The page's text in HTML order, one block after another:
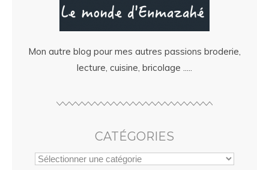
Mon autre blog pour mes autres passions broderie,
lecture, cuisine, bricolage .....
CATÉGORIES